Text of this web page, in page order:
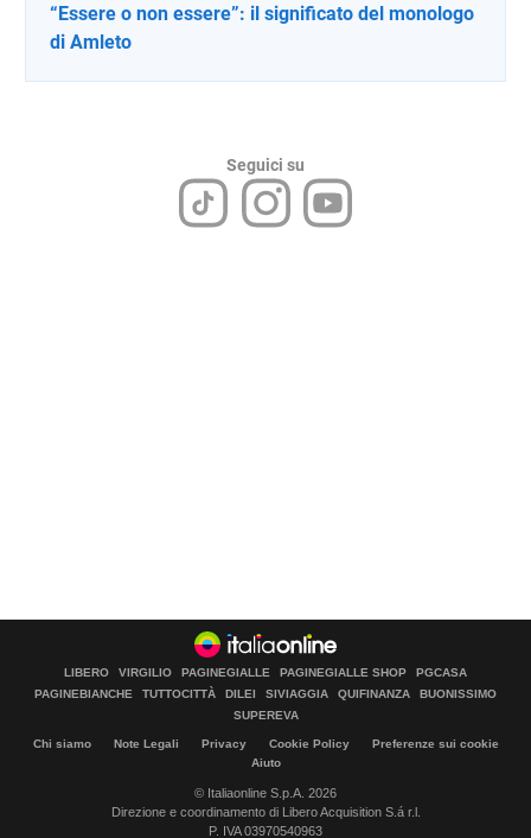
“Essere o non essere”: il significato del monologo
di Amleto
Seguici su
LIBERO VIRGILIO PAGINEGIALLE PAGINEGIALLE SHOP
PGCASA
PAGINEBIANCHE
TUTTOCITTÀ DILEI SIVIAGGIA QUIFINANZA
BUONISSIMO
SUPEREVA
Chi siamo Note Legali Privacy Cookie Policy
Preferenze sui cookie
Aiuto
© Italiaonline S.p.A. 2026
Direzione e coordinamento di Libero Acquisition S.á r.l.
P. IVA 03970540963